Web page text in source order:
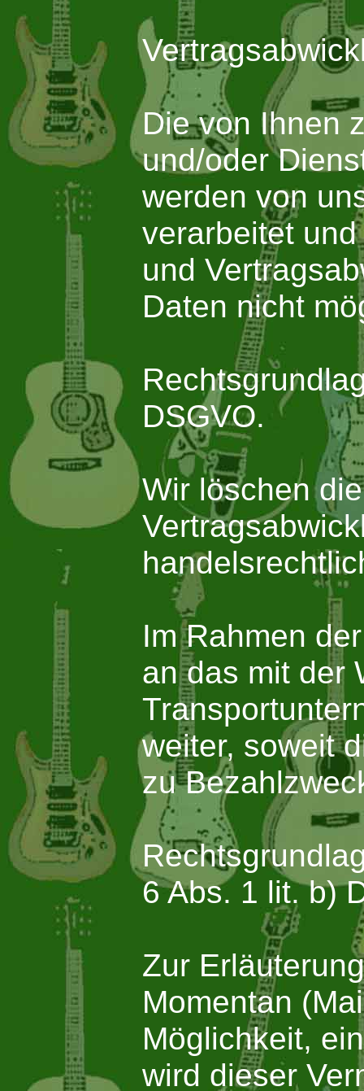
Die von Ihnen
und/oder
werden von
verarbeitet
und
Daten nicht
DSGVO.
Wir löschen
Im Rahmen
an das mit der
weiter, soweit
zu
6 Abs. 1 lit. b)
Zur
Momentan
Möglichkeit,
wird dieser